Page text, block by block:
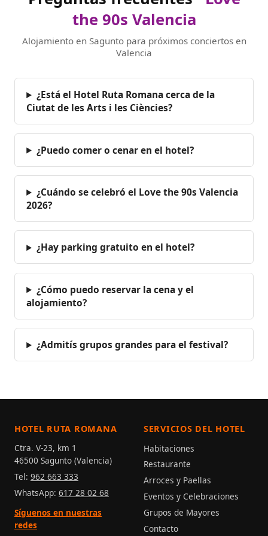
the 90s Valencia
Alojamiento en Sagunto para próximos conciertos en
Valencia
¿Está el Hotel Ruta Romana cerca de la
Ciutat de les Arts i les Ciències?
¿Puedo comer o cenar en el hotel?
¿Cuándo se celebró el Love the 90s Valencia
2026?
¿Hay parking gratuito en el hotel?
¿Cómo puedo reservar la cena y el
alojamiento?
¿Admitís grupos grandes para el festival?
HOTEL RUTA ROMANA
Ctra. V-23, km 1
46500 Sagunto (Valencia)
Tel: 962 663 333
WhatsApp: 617 28 02 68
Síguenos en nuestras
redes
SERVICIOS DEL HOTEL
Habitaciones
Restaurante
Arroces y Paellas
Eventos y Celebraciones
Grupos de Mayores
Contacto